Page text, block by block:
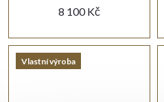
8 100 Kč
Vlastní výroba